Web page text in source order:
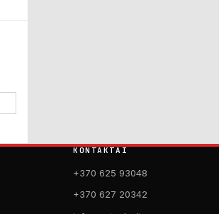
KONTAKTAI
+370 625 93048
+370 627 20342